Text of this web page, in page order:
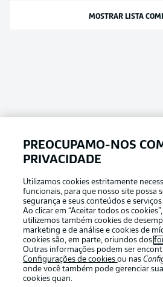
MOSTRAR LISTA
PREOCUPAMO-NOS
PRIVACIDADE
Utilizamos cookies estritamente
funcionais, para que nosso site possa
segurança e seus conteúdos e
Ao clicar em “Aceitar todos os
utilizemos também cookies de
marketing e de análise e cookies de
cookies são, em parte, oriundos dos
Outras informações podem ser
Configurações de cookiesou nas
onde você também pode gerenciar
cookies quan.